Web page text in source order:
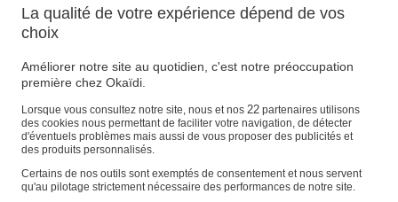
Produits suggérés
Voir tous les produits
Magasin
Vos informations personnelles
Suivre une commande
Panier
La qualité de votre expérience dépend de vos
choix
Améliorer notre site au quotidien, c'est notre préoccupation
première chez Okaïdi.
Lorsque vous consultez notre site, nous et nos 22partenaires utilisons
des cookies nous permettant de faciliter votre navigation, de détecter
d'éventuels problèmes mais aussi de vous proposer des publicités et
des produits personnalisés.
Certains de nos outils sont exemptés de consentement et nous servent
qu'au pilotage strictement nécessaire des performances de notre site.